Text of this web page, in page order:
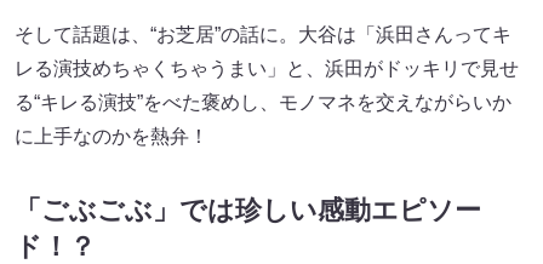
そして話題は、“お芝居”の話に。大谷は「浜田さんってキ
レる演技めちゃくちゃうまい」と、浜田がドッキリで見せ
る“キレる演技”をべた褒めし、モノマネを交えながらいか
に上手なのかを熱弁！
「ごぶごぶ」では珍しい感動エピソー
ド！？